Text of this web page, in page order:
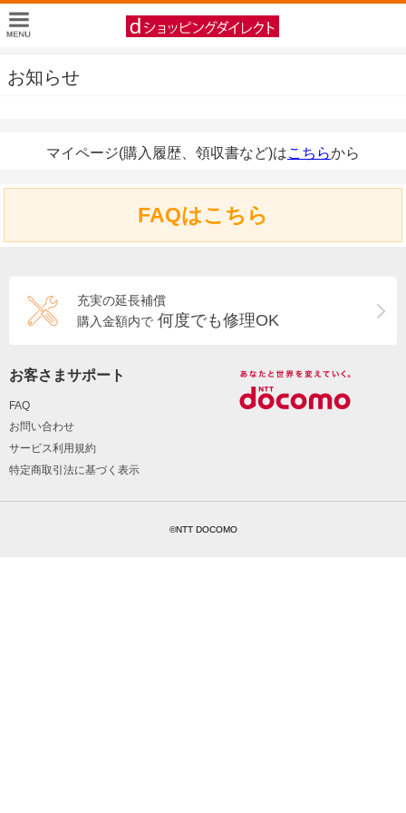
お知らせ
マイページ(購入履歴、領収書など)はこちらから
FAQはこちら
充実の延長補償
購入金額内で 何度でも修理OK
お客さまサポート
FAQ
お問い合わせ
サービス利用規約
特定商取引法に基づく表示
©NTT DOCOMO